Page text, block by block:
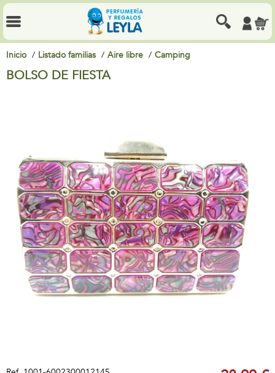
Inicio Listado familias Aire libre Camping
BOLSO DE FIESTA